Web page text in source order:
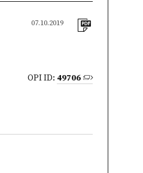
07.10.2019
OPI ID: 49706